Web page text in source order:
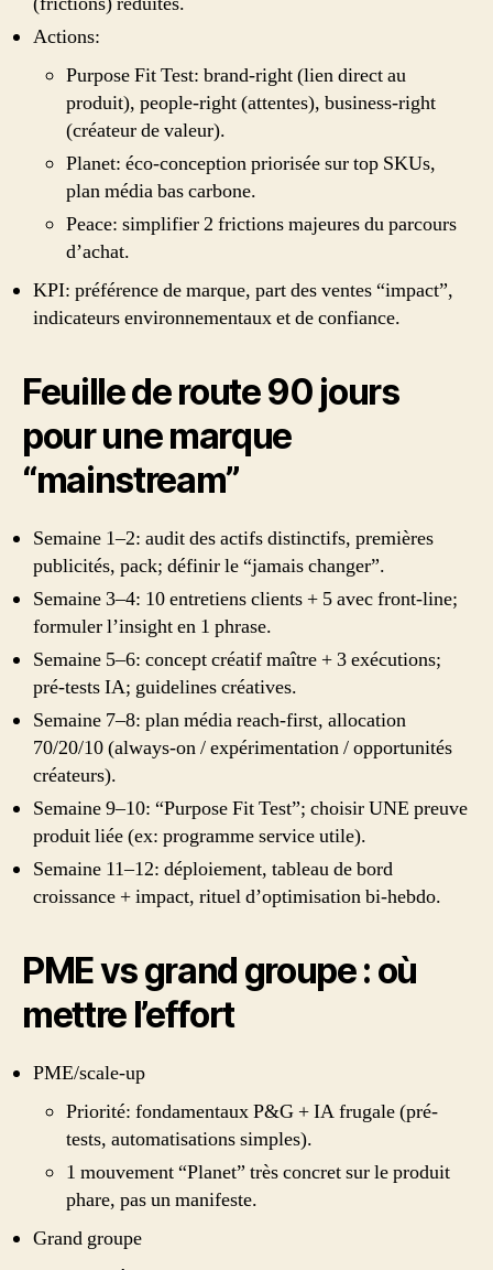
Actions:
Purpose Fit Test: brand‑right (lien direct au
produit), people‑right (attentes), business‑right
(créateur de valeur).
Planet: éco‑conception priorisée sur top SKUs,
plan média bas carbone.
Peace: simplifier 2 frictions majeures du parcours
d’achat.
KPI: préférence de marque, part des ventes “impact”,
indicateurs environnementaux et de confiance.
Feuille de route 90 jours
pour une marque
“mainstream”
Semaine 1–2: audit des actifs distinctifs, premières
publicités, pack; définir le “jamais changer”.
Semaine 3–4: 10 entretiens clients + 5 avec front-line;
formuler l’insight en 1 phrase.
Semaine 5–6: concept créatif maître + 3 exécutions;
pré-tests IA; guidelines créatives.
Semaine 7–8: plan média reach-first, allocation
70/20/10 (always-on / expérimentation / opportunités
créateurs).
Semaine 9–10: “Purpose Fit Test”; choisir UNE preuve
produit liée (ex: programme service utile).
Semaine 11–12: déploiement, tableau de bord
croissance + impact, rituel d’optimisation bi-hebdo.
PME vs grand groupe : où
mettre l’effort
PME/scale-up
Priorité: fondamentaux P&G + IA frugale (pré-
tests, automatisations simples).
1 mouvement “Planet” très concret sur le produit
phare, pas un manifeste.
Grand groupe